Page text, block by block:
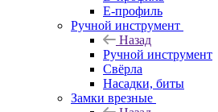
Е-профиль
Ручной инструмент
Назад
Ручной инструмент
Свёрла
Насадки, биты
Замки врезные